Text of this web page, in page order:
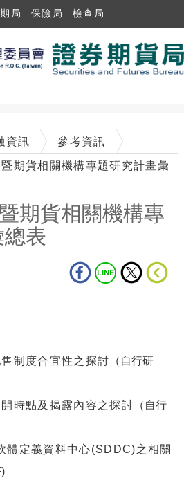
局 保險局 檢查局
資訊 參考資訊
期貨相關機構專題研究計畫彙
期貨相關機構專
表
制度合宜性之探討 （自行研
時點及揭露內容之探討 （自行
體定義資料中心(SDDC)之相關